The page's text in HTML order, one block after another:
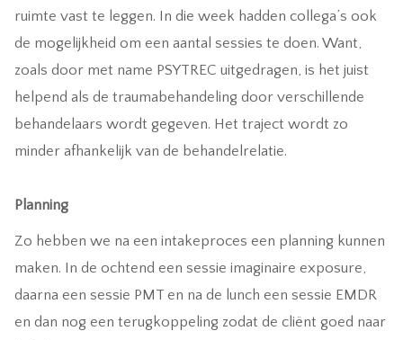
ruimte vast te leggen. In die week hadden collega’s ook
de mogelijkheid om een aantal sessies te doen. Want,
zoals door met name PSYTREC uitgedragen, is het juist
helpend als de traumabehandeling door verschillende
behandelaars wordt gegeven. Het traject wordt zo
minder afhankelijk van de behandelrelatie.
Planning
Zo hebben we na een intakeproces een planning kunnen
maken. In de ochtend een sessie imaginaire exposure,
daarna een sessie PMT en na de lunch een sessie EMDR
en dan nog een terugkoppeling zodat de cliënt goed naar